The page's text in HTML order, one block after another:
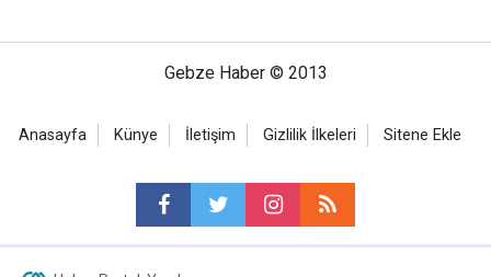
Gebze Haber © 2013
Anasayfa Künye İletişim Gizlilik İlkeleri Sitene Ekle